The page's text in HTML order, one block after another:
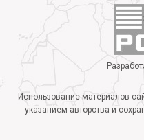
Использование материалов
указанием авторства и